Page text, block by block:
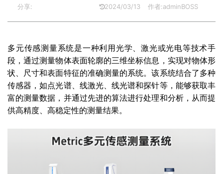
分享: 2024/03/13 作者:adminBOSS
多元传感测量系统是一种利用光学、激光或光电等技术手
段，通过测量物体表面轮廓的三维坐标信息，实现对物体形
状、尺寸和表面特征的准确测量的系统。该系统结合了多种
传感器，如点光谱、线激光、线光谱和探针等，能够获取丰
富的测量数据，并通过先进的算法进行处理和分析，从而提
供高精度、高稳定性的测量结果。